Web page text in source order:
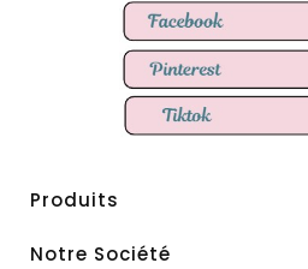
Produits
Notre Société